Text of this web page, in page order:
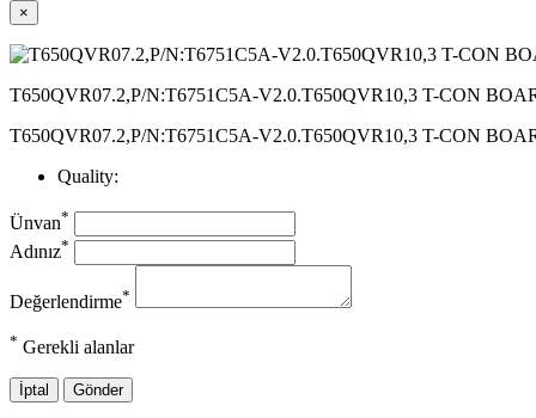
×
T650QVR07.2,P/N:T6751C5A-V2.0.T650QVR10,3 T-CON
T650QVR07.2,P/N:T6751C5A-V2.0.T650QVR10,3 T-CON
Quality:
Ünvan*
Adınız*
Değerlendirme*
* Gerekli alanlar
İptal Gönder